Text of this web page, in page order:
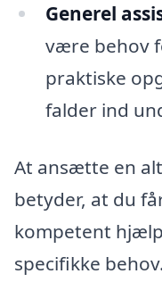
Generel
være behov
praktiske
falder ind
At ansætte en
betyder, at du
kompetent
specifikke